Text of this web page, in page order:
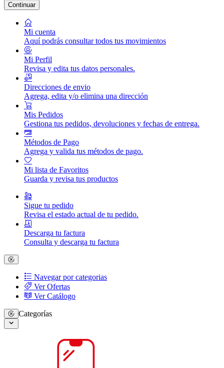
Continuar
Mi cuenta
Aquí podrás consultar todos tus movimientos
Mi Perfil
Revisa y edita tus datos personales.
Direcciones de envio
Agrega, edita y/o elimina una dirección
Mis Pedidos
Gestiona tus pedidos, devoluciones y fechas de entrega.
Métodos de Pago
Agrega y valida tus métodos de pago.
Mi lista de Favoritos
Guarda y revisa tus productos
Sigue tu pedido
Revisa el estado actual de tu pedido.
Descarga tu factura
Consulta y descarga tu factura
Navegar por categorias
Ver Ofertas
Ver Catálogo
Categorías